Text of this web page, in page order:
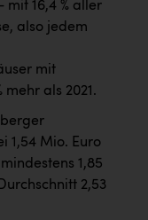
16,4 % aller
also jedem
mit
mehr als 2021.
1,54 Mio. Euro
1,85
2,53